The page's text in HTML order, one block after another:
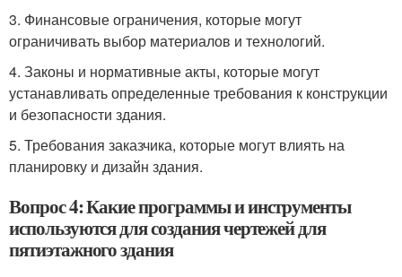
3. Финансовые ограничения, которые могут
ограничивать выбор материалов и технологий.
4. Законы и нормативные акты, которые могут
устанавливать определенные требования к конструкции
и безопасности здания.
5. Требования заказчика, которые могут влиять на
планировку и дизайн здания.
Вопрос 4: Какие программы и инструменты
используются для создания чертежей для
пятиэтажного здания